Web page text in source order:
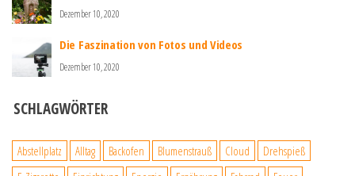
Dezember 10, 2020
Die Faszination von Fotos und Videos
Dezember 10, 2020
SCHLAGWÖRTER
Abstellplatz Alltag Backofen Blumenstrauß Cloud
Drehspieß